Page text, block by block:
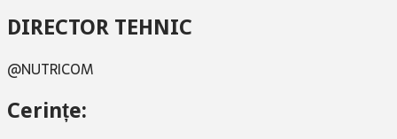
DIRECTOR TEHNIC
@NUTRICOM
Cerințe: